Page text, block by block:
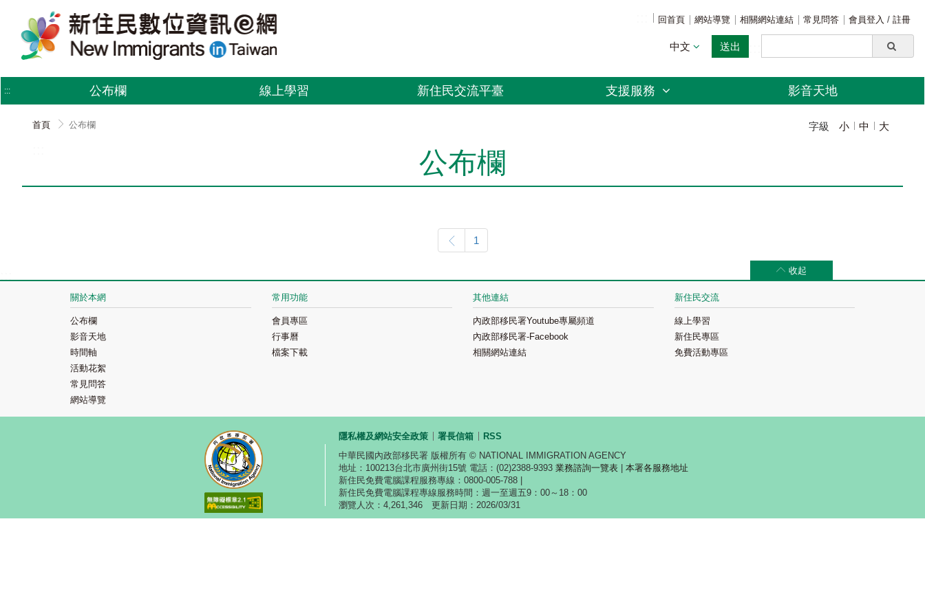
容
回首頁 網站導覽 相關網站連結 常見問答 會員登入 / 註冊
中文 送出
::: 公布欄 線上學習 新住民交流平臺 支援服務 影音天地
首頁 公布欄 字級 小 中 大
公布欄
1
收起
關於本網
公布欄
影音天地
時間軸
活動花絮
常見問答
網站導覽
常用功能
會員專區
行事曆
檔案下載
其他連結
內政部移民署Youtube專屬頻道
內政部移民署-Facebook
相關網站連結
新住民交流
線上學習
新住民專區
免費活動專區
隱私權及網站安全政策 署長信箱
RSS
中華民國內政部移民署 版權所有 © NATIONAL IMMIGRATION AGENCY
地址：100213台北市廣州街15號 電話：(02)2388-9393 業務諮詢一覽表 | 本署各服務地址
新住民免費電腦課程服務專線：0800-005-788 |
新住民免費電腦課程專線服務時間：週一至週五9：00～18：00
瀏覽人次：4,261,346 更新日期：2026/03/31